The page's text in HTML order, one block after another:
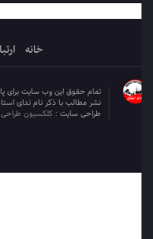
خانه
تمام حقوق این وب سایت برای
نشر مطالب با ذکر نام ندای استان
طراحی سایت :کلکسیون طراحی